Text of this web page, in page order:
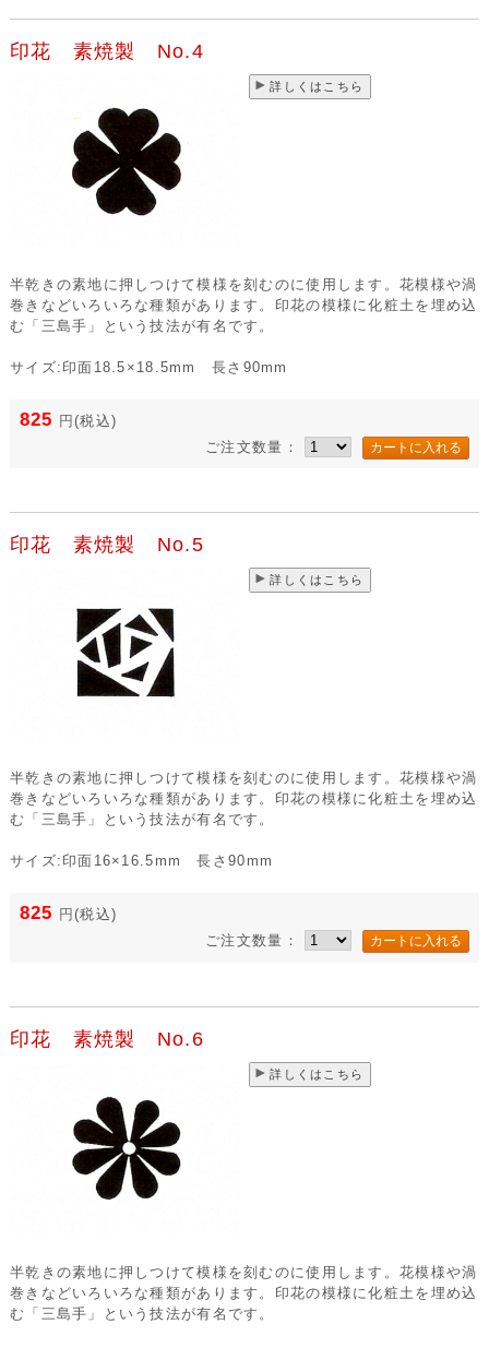
印花 素焼製 No.4
詳しくはこちら
半乾きの素地に押しつけて模様を刻むのに使用します。花模様や渦
巻きなどいろいろな種類があります。印花の模様に化粧土を埋め込
む「三島手」という技法が有名です。
サイズ:印面18.5×18.5mm 長さ90mm
825 円 (税込)
ご注文数量：
印花 素焼製 No.5
詳しくはこちら
半乾きの素地に押しつけて模様を刻むのに使用します。花模様や渦
巻きなどいろいろな種類があります。印花の模様に化粧土を埋め込
む「三島手」という技法が有名です。
サイズ:印面16×16.5mm 長さ90mm
825 円 (税込)
ご注文数量：
印花 素焼製 No.6
詳しくはこちら
半乾きの素地に押しつけて模様を刻むのに使用します。花模様や渦
巻きなどいろいろな種類があります。印花の模様に化粧土を埋め込
む「三島手」という技法が有名です。